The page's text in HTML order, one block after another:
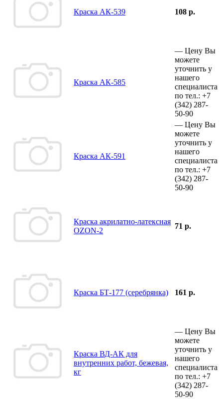
Краска АК-539 108 р.
Краска АК-585
— Цену Вы
можете
уточнить у
нашего
специалиста
по тел.: +7
(342) 287-
50-90
Краска АК-591
— Цену Вы
можете
уточнить у
нашего
специалиста
по тел.: +7
(342) 287-
50-90
Краска акрилатно-латексная
OZON-2
71 р.
Краска БТ-177 (серебрянка) 161 р.
Краска ВД-АК для
внутренних работ, бежевая,
кг
— Цену Вы
можете
уточнить у
нашего
специалиста
по тел.: +7
(342) 287-
50-90